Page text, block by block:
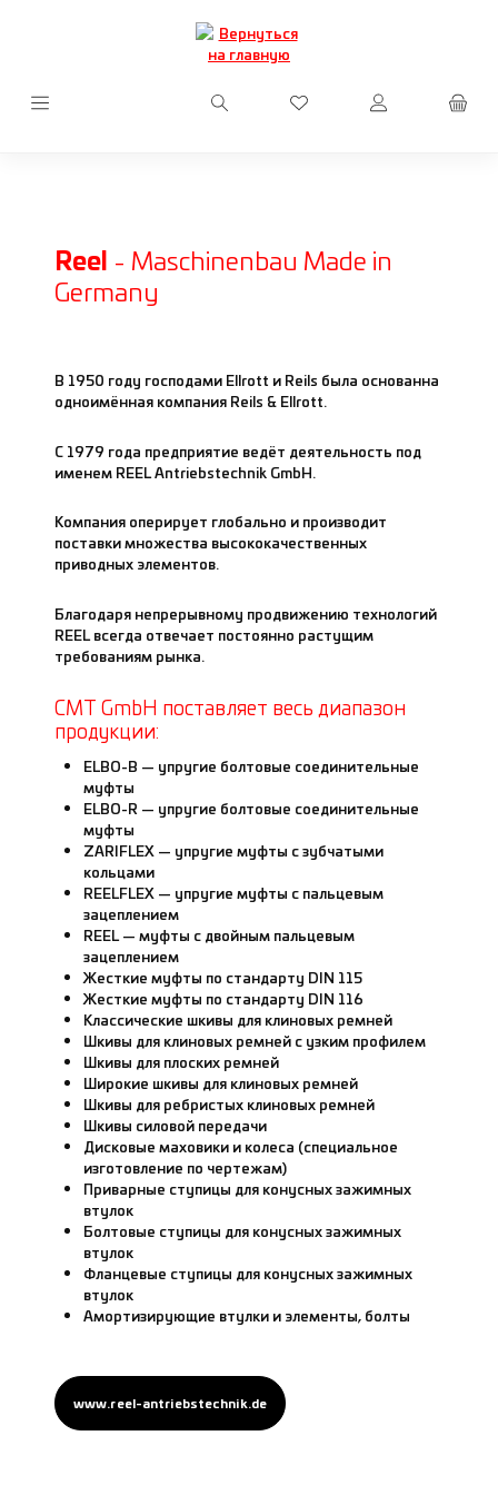
Перейти к основному содержанию
У вас есть товары из
Reel - Maschinenbau Made in
Germany
В 1950 году господами Ellrott и Reils была основанна
одноимённая компания Reils & Ellrott.
С 1979 года предприятие ведёт деятельность под
именем REEL Antriebstechnik GmbH.
Компания оперирует глобально и производит
поставки множества высококачественных
приводных элементов.
Благодаря непрерывному продвижению технологий
REEL всегда отвечает постоянно растущим
требованиям рынка.
CMT GmbH поставляет весь диапазон
продукции:
ELBO-B — упругие болтовые соединительные
муфты
ELBO-R — упругие болтовые соединительные
муфты
ZARIFLEX — упругие муфты с зубчатыми
кольцами
REELFLEX — упругие муфты с пальцевым
зацеплением
REEL — муфты с двойным пальцевым
зацеплением
Жесткие муфты по стандарту DIN 115
Жесткие муфты по стандарту DIN 116
Классические шкивы для клиновых ремней
Шкивы для клиновых ремней с узким профилем
Шкивы для плоских ремней
Широкие шкивы для клиновых ремней
Шкивы для ребристых клиновых ремней
Шкивы силовой передачи
Дисковые маховики и колеса (специальное
изготовление по чертежам)
Приварные ступицы для конусных зажимных
втулок
Болтовые ступицы для конусных зажимных
втулок
Фланцевые ступицы для конусных зажимных
втулок
Амортизирующие втулки и элементы, болты
www.reel-antriebstechnik.de